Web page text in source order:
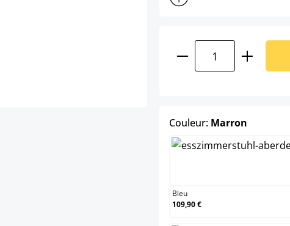
Quantité de
Couleur: Marron
Bleu
109,90 €